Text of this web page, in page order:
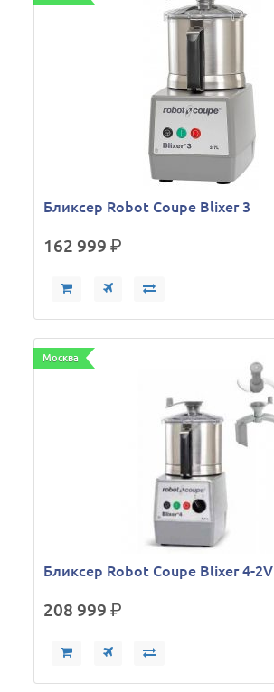
Бликсер Robot Coupe Blixer 3
162 999р.
Москва
Бликсер Robot Coupe Blixer 4-2V
208 999р.